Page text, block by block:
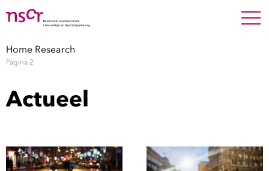
Medewerkers
Factsheets
Home Research
Pagina 2
Actueel